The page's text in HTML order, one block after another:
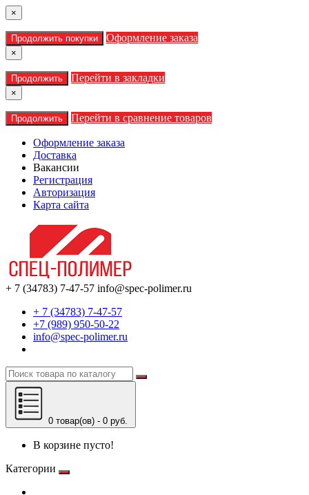
×
Продолжить покупки Оформление заказа
×
Продолжить Перейти в закладки
×
Продолжить Перейти в сравнение товаров
Оформление заказа
Доставка
Вакансии
Регистрация
Авторизация
Карта сайта
+ 7 (34783) 7-47-57 info@spec-polimer.ru
+ 7 (34783) 7-47-57
+7 (989) 950-50-22
info@spec-polimer.ru
0 товар(ов) - 0 руб.
В корзине пусто!
Категории